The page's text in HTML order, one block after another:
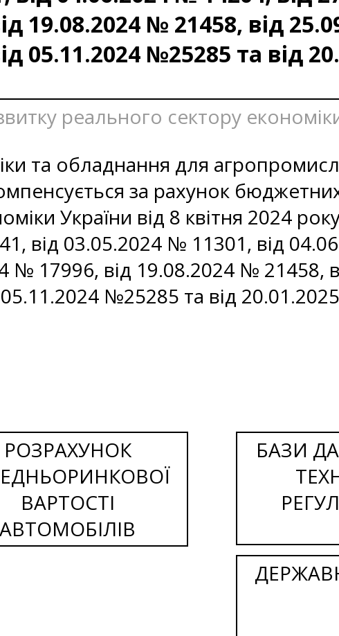
19.08.2024 № 21458, від
05.11.2024 №25285 та від
реального сектору
та обладнання для
за рахунок
України від 8 квітня 2024
від 03.05.2024 № 11301, від
№ 17996, від 19.08.2024 № 21458,
№25285 та від
РОЗРАХУНОК
ВАРТОСТІ
АВТОМОБІЛІВ
БАЗИ